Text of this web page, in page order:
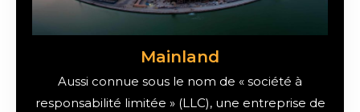
Mainland
Aussi connue sous le nom de « société à
responsabilité limitée » (LLC), une entreprise de